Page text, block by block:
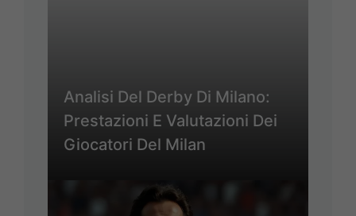
Analisi Del Derby Di Milano:
Prestazioni E Valutazioni Dei
Giocatori Del Milan